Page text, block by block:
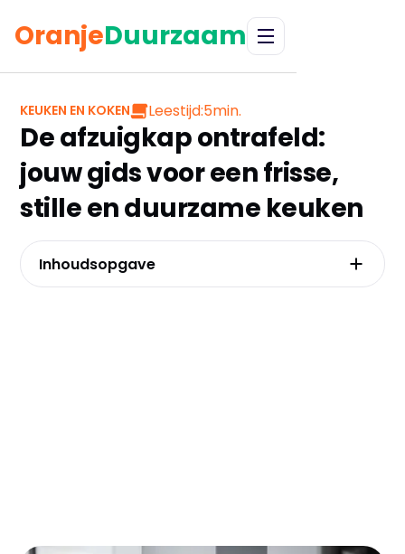
OranjeDuurzaam
KEUKEN EN KOKEN Leestijd:5min.
De afzuigkap ontrafeld:
jouw gids voor een frisse,
stille en duurzame keuken
Inhoudsopgave